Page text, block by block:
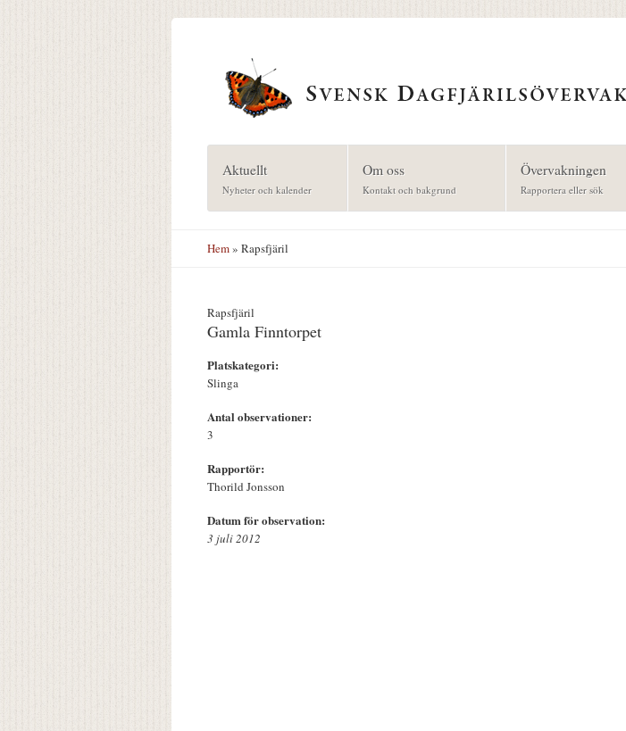
Aktuellt
Nyheter och kalender
Om oss
Kontakt och bakgrund
Övervakningen
Rapportera eller sök
Hem» Rapsfjäril
Rapsfjäril
Gamla Finntorpet
Platskategori:
Slinga
Antal observationer:
3
Rapportör:
Thorild Jonsson
Datum för observation:
3 juli 2012